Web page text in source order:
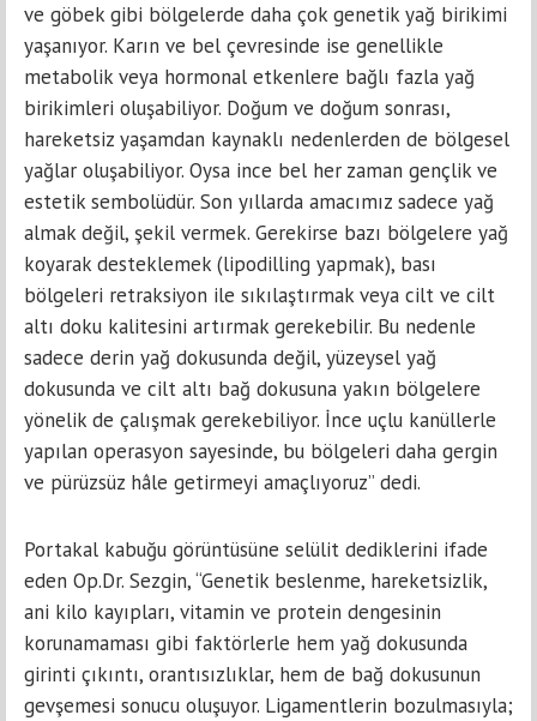
ve göbek gibi bölgelerde daha çok genetik yağ birikimi
yaşanıyor. Karın ve bel çevresinde ise genellikle
metabolik veya hormonal etkenlere bağlı fazla yağ
birikimleri oluşabiliyor. Doğum ve doğum sonrası,
hareketsiz yaşamdan kaynaklı nedenlerden de bölgesel
yağlar oluşabiliyor. Oysa ince bel her zaman gençlik ve
estetik sembolüdür. Son yıllarda amacımız sadece yağ
almak değil, şekil vermek. Gerekirse bazı bölgelere yağ
koyarak desteklemek (lipodilling yapmak), bası
bölgeleri retraksiyon ile sıkılaştırmak veya cilt ve cilt
altı doku kalitesini artırmak gerekebilir. Bu nedenle
sadece derin yağ dokusunda değil, yüzeysel yağ
dokusunda ve cilt altı bağ dokusuna yakın bölgelere
yönelik de çalışmak gerekebiliyor. İnce uçlu kanüllerle
yapılan operasyon sayesinde, bu bölgeleri daha gergin
ve pürüzsüz hâle getirmeyi amaçlıyoruz” dedi.
Portakal kabuğu görüntüsüne selülit dediklerini ifade
eden Op.Dr. Sezgin, “Genetik beslenme, hareketsizlik,
ani kilo kayıpları, vitamin ve protein dengesinin
korunamaması gibi faktörlerle hem yağ dokusunda
girinti çıkıntı, orantısızlıklar, hem de bağ dokusunun
gevşemesi sonucu oluşuyor. Ligamentlerin bozulmasıyla;